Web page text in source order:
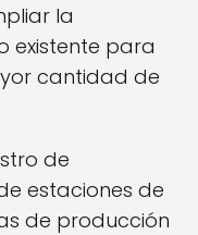
la
existente para
cantidad de
de
estaciones de
de producción